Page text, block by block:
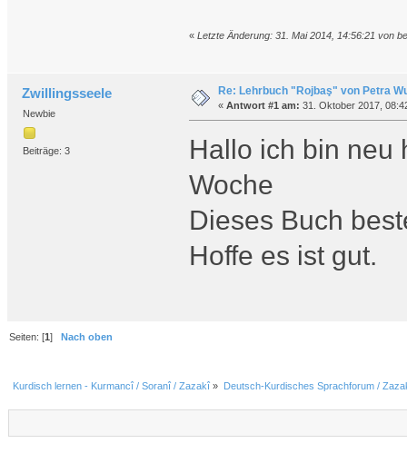
« Letzte Änderung: 31. Mai 2014, 14:56:21 von
Zwillingsseele
Newbie
Beiträge: 3
Re: Lehrbuch "Rojbaş" von Petra
« Antwort #1 am: 31. Oktober 2017,
Hallo ich bin neu
Woche
Dieses Buch
Hoffe es ist gut.
Seiten: [1] Nach oben
Kurdisch lernen - Kurmancî / Soranî / Zazakî » Deutsch-Kurdisches Sprachforum /